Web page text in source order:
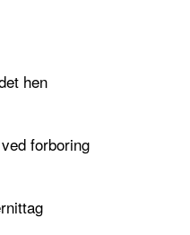
hen
forboring